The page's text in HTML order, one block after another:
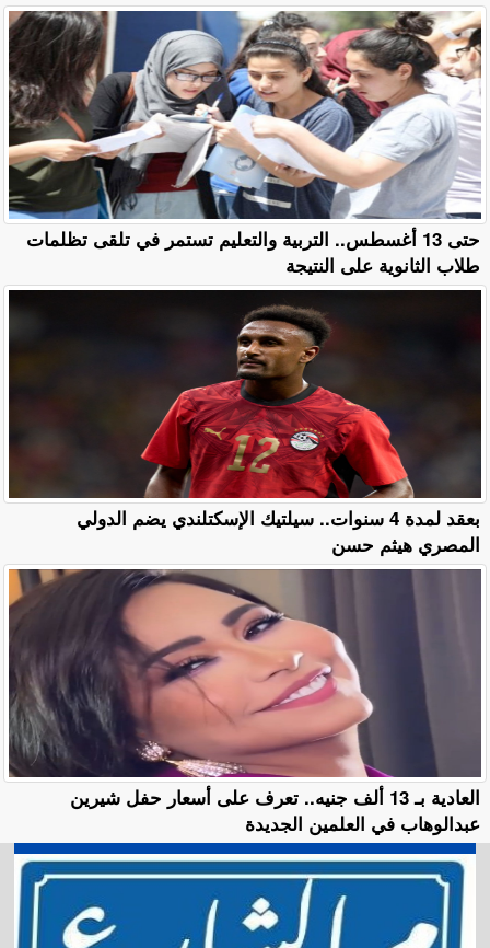
حتى 13 أغسطس.. التربية والتعليم تستمر في تلقى تظلمات
طلاب الثانوية على النتيجة
بعقد لمدة 4 سنوات.. سيلتيك الإسكتلندي يضم الدولي
المصري هيثم حسن
العادية بـ 13 ألف جنيه.. تعرف على أسعار حفل شيرين
عبدالوهاب في العلمين الجديدة